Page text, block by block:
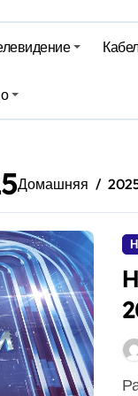
время
Домашняя
Работа есть. Нужно желание. Какая ситуация